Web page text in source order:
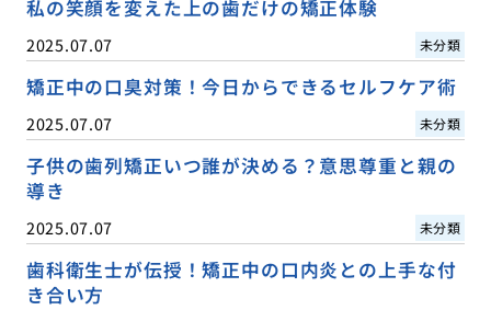
私の笑顔を変えた上の歯だけの矯正体験
2025.07.07 未分類
矯正中の口臭対策！今日からできるセルフケア術
2025.07.07 未分類
子供の歯列矯正いつ誰が決める？意思尊重と親の
導き
2025.07.07 未分類
歯科衛生士が伝授！矯正中の口内炎との上手な付
き合い方